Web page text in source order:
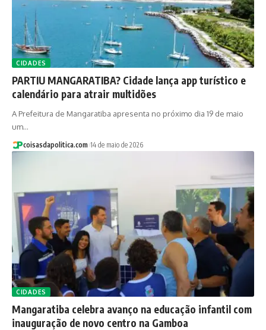
CIDADES
PARTIU MANGARATIBA? Cidade lança app turístico e
calendário para atrair multidões
A Prefeitura de Mangaratiba apresenta no próximo dia 19 de maio
um…
coisasdapolitica.com 14 de maio de 2026
CIDADES
Mangaratiba celebra avanço na educação infantil com
inauguração de novo centro na Gamboa